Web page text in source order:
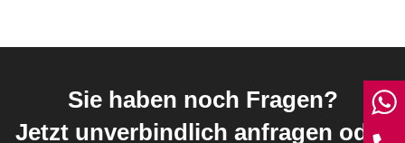
Sie haben noch Fragen?
Jetzt unverbindlich anfragen oder